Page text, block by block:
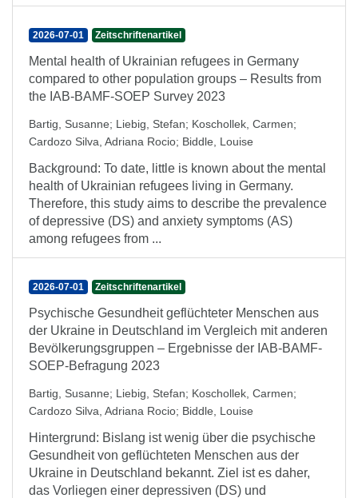
2026-07-01 Zeitschriftenartikel
Mental health of Ukrainian refugees in Germany
compared to other population groups – Results from
the IAB-BAMF-SOEP Survey 2023
Bartig, Susanne; Liebig, Stefan; Koschollek, Carmen;
Cardozo Silva, Adriana Rocio; Biddle, Louise
Background: To date, little is known about the mental
health of Ukrainian refugees living in Germany.
Therefore, this study aims to describe the prevalence
of depressive (DS) and anxiety symptoms (AS)
among refugees from ...
2026-07-01 Zeitschriftenartikel
Psychische Gesundheit geflüchteter Menschen aus
der Ukraine in Deutschland im Vergleich mit anderen
Bevölkerungsgruppen – Ergebnisse der IAB-BAMF-
SOEP-Befragung 2023
Bartig, Susanne; Liebig, Stefan; Koschollek, Carmen;
Cardozo Silva, Adriana Rocio; Biddle, Louise
Hintergrund: Bislang ist wenig über die psychische
Gesundheit von geflüchteten Menschen aus der
Ukraine in Deutschland bekannt. Ziel ist es daher,
das Vorliegen einer depressiven (DS) und